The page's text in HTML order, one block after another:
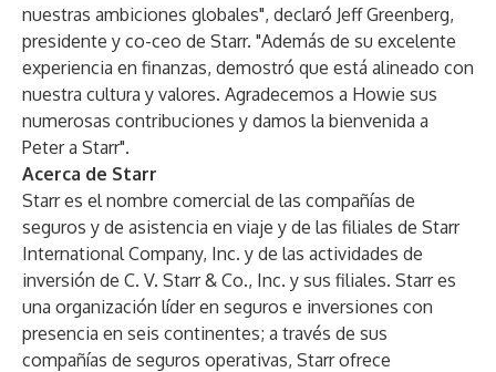
nuestras ambiciones globales", declaró Jeff Greenberg,
presidente y co-ceo de Starr. "Además de su excelente
experiencia en finanzas, demostró que está alineado con
nuestra cultura y valores. Agradecemos a Howie sus
numerosas contribuciones y damos la bienvenida a
Peter a Starr".
Acerca de Starr
Starr es el nombre comercial de las compañías de
seguros y de asistencia en viaje y de las filiales de Starr
International Company, Inc. y de las actividades de
inversión de C. V. Starr & Co., Inc. y sus filiales. Starr es
una organización líder en seguros e inversiones con
presencia en seis continentes; a través de sus
compañías de seguros operativas, Starr ofrece